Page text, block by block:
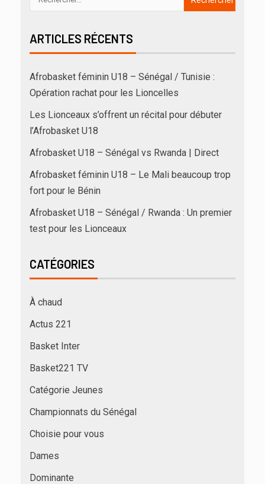
ARTICLES RÉCENTS
Afrobasket féminin U18 – Sénégal / Tunisie :
Opération rachat pour les Lioncelles
Les Lionceaux s’offrent un récital pour débuter
l’Afrobasket U18
Afrobasket U18 – Sénégal vs Rwanda | Direct
Afrobasket féminin U18 – Le Mali beaucoup trop
fort pour le Bénin
Afrobasket U18 – Sénégal / Rwanda : Un premier
test pour les Lionceaux
CATÉGORIES
À chaud
Actus 221
Basket Inter
Basket221 TV
Catégorie Jeunes
Championnats du Sénégal
Choisie pour vous
Dames
Dominante